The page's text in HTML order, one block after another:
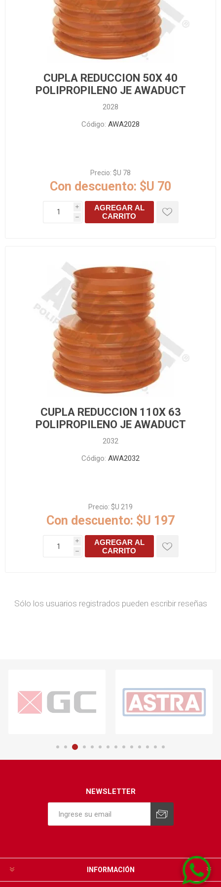
CUPLA REDUCCION 50X 40
POLIPROPILENO JE AWADUCT
2028
Código: AWA2028
Precio: $U 78
Con descuento: $U 70
i
h
AGREGAR AL
CARRITO
CUPLA REDUCCION 110X 63
POLIPROPILENO JE AWADUCT
2032
Código: AWA2032
Precio: $U 219
Con descuento: $U 197
i
h
AGREGAR AL
CARRITO
Sólo los usuarios registrados pueden escribir reseñas
NEWSLETTER
INFORMACIÓN